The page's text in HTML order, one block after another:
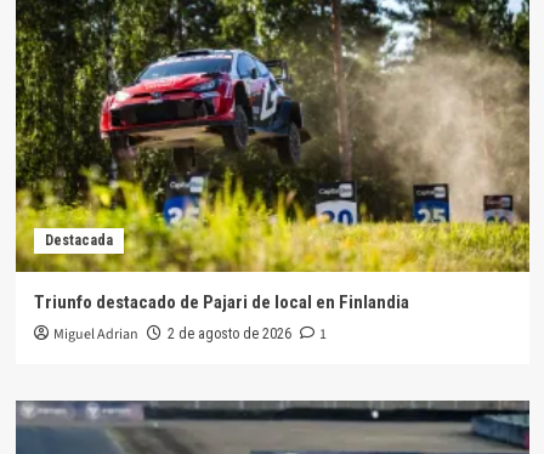
Destacada
Triunfo destacado de Pajari de local en Finlandia
Miguel Adrian 2 de agosto de 2026 1